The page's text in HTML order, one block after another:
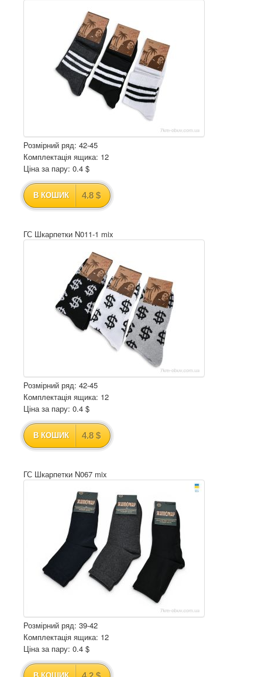
Розмірний ряд: 42-45
Комплектація ящика: 12
Ціна за пару: 0.4 $
В КОШИК 4.8 $
ГС Шкарпетки N011-1 mix
Розмірний ряд: 42-45
Комплектація ящика: 12
Ціна за пару: 0.4 $
В КОШИК 4.8 $
ГС Шкарпетки N067 mix
Розмірний ряд: 39-42
Комплектація ящика: 12
Ціна за пару: 0.4 $